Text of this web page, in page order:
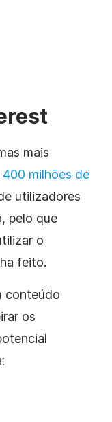
mais
400 milhões de
utilizadores
pelo que
o
feito.
conteúdo
os